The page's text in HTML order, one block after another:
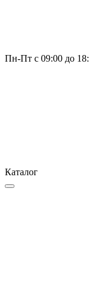
Пн-Пт с 09:00 до
Каталог